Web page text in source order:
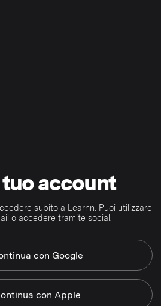
account
subito a Learnn. Puoi utilizzare
o accedere tramite social.
con Google
con Apple